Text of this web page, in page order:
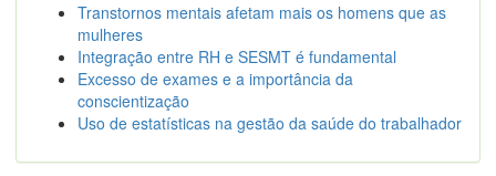
Transtornos mentais afetam mais os homens que as
mulheres
Integração entre RH e SESMT é fundamental
Excesso de exames e a importância da
conscientização
Uso de estatísticas na gestão da saúde do trabalhador